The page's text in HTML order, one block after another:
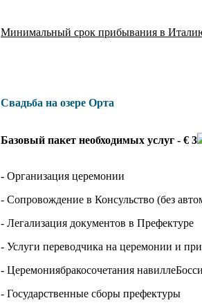
Минимальный срок прибывания в
Свадьба на озере Орта
Базовый пакет необходимых услуг - € 3
- Организация церемонии
- Сопровождение в Консульство (без
- Легализация документов в Префектуре
- Услуги переводчика на церемонии и
- Церемониябракосочетания навиллеБосси
- Государственные сборы префектуры